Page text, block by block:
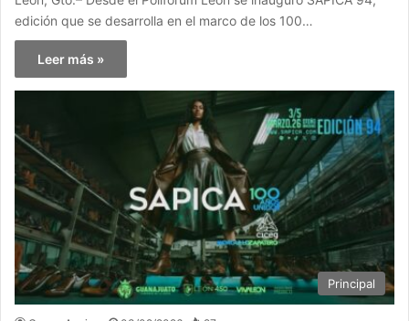
edición que se desarrolla en el marco de los 100…
Leer más »
Principal